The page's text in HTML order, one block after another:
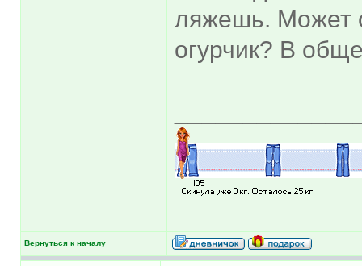
ляжешь. Может
огурчик? В
Вернуться к началу